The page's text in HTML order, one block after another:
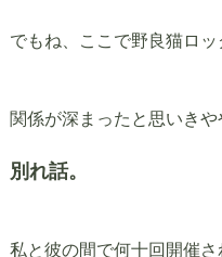
でもね、ここで野良猫ロ
関係が深まったと思いきや
別れ話。
私と彼の間で何十回開催